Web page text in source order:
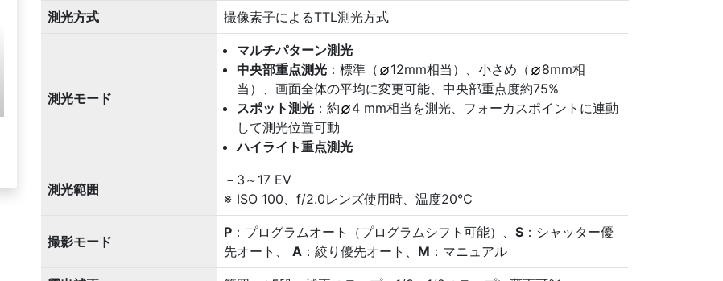
測光方式 撮像素子によるTTL測光方式
測光モード
マルチパターン測光
中央部重点測光 ：標準（ 12mm相当）、小さめ（
8mm相
当）、画面全体の平均に変更可能、中央部重点度約75%
スポット測光 ：約
4 mm相当を測光、フォーカスポイントに連動
して測光位置可動
ハイライト重点測光
測光範囲
－3～17 EV
ISO 100、f/2.0レンズ使用時、温度20℃
撮影モード
P ：プログラムオート（プログラムシフト可能）、 S ：シャッター優
先オート、 A ：絞り優先オート、 M ：マニュアル